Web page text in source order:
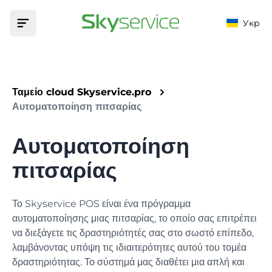
Укр
Προϊόν
Φορολογική χρηματοδότηση
Φορολογικοποιήστε τις συναλλαγές σας με μετρητά
Αγαθά, τεχνικές κάρτες και τροποποιητές
Εμπορία
Πελάτες, μπόνους, προσφορές και εκπτώσεις
ΙΔΡΎΜΑΤΑ
Μπαρ
Καφενείο
Καφενείο
Τιμές
Υποστήριξη
Βάση γνώσεων
Θα σας βοηθήσει να βρείτε την απάντηση σε οποιαδήποτε
ερώτηση
Εφαρμογές
Ταμείο cloud Skyservice.pro
Αυτοματοποίηση πιτσαρίας
Αυτοματοποίηση
πιτσαρίας
Το Skyservice POS είναι ένα πρόγραμμα
αυτοματοποίησης μιας πιτσαρίας, το οποίο σας επιτρέπει
να διεξάγετε τις δραστηριότητές σας στο σωστό επίπεδο,
λαμβάνοντας υπόψη τις ιδιαιτερότητες αυτού του τομέα
δραστηριότητας. Το σύστημά μας διαθέτει μια απλή και